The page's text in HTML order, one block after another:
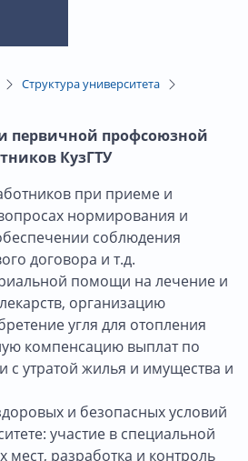
Структура университета
первичной профсоюзной
КузГТУ
при приеме и
нормирования и
соблюдения
договора и т.д.
помощи на лечение и
организацию
угля для отопления
компенсацию выплат по
с утратой жилья и имущества и
и безопасных условий
участие в специальной
мест, разработка и контроль